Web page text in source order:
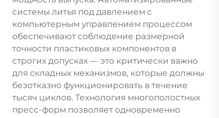
системы литья под давлением с
компьютерным управлением процессом
обеспечивают соблюдение размерной
точности пластиковых компонентов в
строгих допусках — это критически важно
для складных механизмов, которые должны
безотказно функционировать в течение
тысяч циклов. Технология многополостных
пресс-форм позволяет одновременно